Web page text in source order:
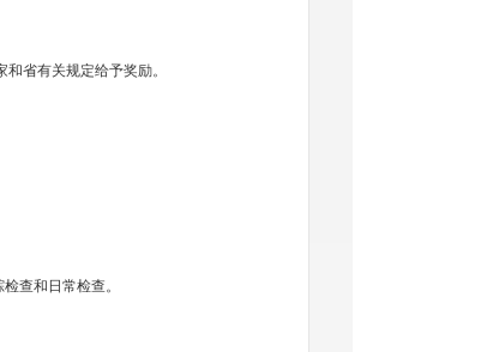
省有关规定给予奖励。
查和日常检查。